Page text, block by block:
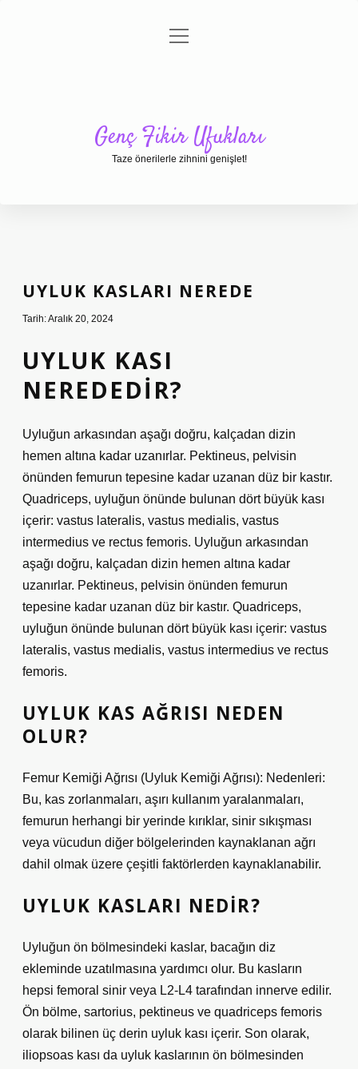
Gizlilik Politikası
menüyü
Genç Fikir Ufukları
Taze önerilerle zihnini genişlet!
UYLUK KASLARI NEREDE
Tarih: Aralık 20, 2024
UYLUK KASI
NEREDEDIR?
Uyluğun arkasından aşağı doğru, kalçadan dizin
hemen altına kadar uzanırlar. Pektineus, pelvisin
önünden femurun tepesine kadar uzanan düz bir kastır.
Quadriceps, uyluğun önünde bulunan dört büyük kası
içerir: vastus lateralis, vastus medialis, vastus
intermedius ve rectus femoris. Uyluğun arkasından
aşağı doğru, kalçadan dizin hemen altına kadar
uzanırlar. Pektineus, pelvisin önünden femurun
tepesine kadar uzanan düz bir kastır. Quadriceps,
uyluğun önünde bulunan dört büyük kası içerir: vastus
lateralis, vastus medialis, vastus intermedius ve rectus
femoris.
UYLUK KAS AĞRISI NEDEN
OLUR?
Femur Kemiği Ağrısı (Uyluk Kemiği Ağrısı): Nedenleri:
Bu, kas zorlanmaları, aşırı kullanım yaralanmaları,
femurun herhangi bir yerinde kırıklar, sinir sıkışması
veya vücudun diğer bölgelerinden kaynaklanan ağrı
dahil olmak üzere çeşitli faktörlerden kaynaklanabilir.
UYLUK KASLARI NEDIR?
Uyluğun ön bölmesindeki kaslar, bacağın diz
ekleminde uzatılmasına yardımcı olur. Bu kasların
hepsi femoral sinir veya L2-L4 tarafından innerve edilir.
Ön bölme, sartorius, pektineus ve quadriceps femoris
olarak bilinen üç derin uyluk kası içerir. Son olarak,
iliopsoas kası da uyluk kaslarının ön bölmesinden